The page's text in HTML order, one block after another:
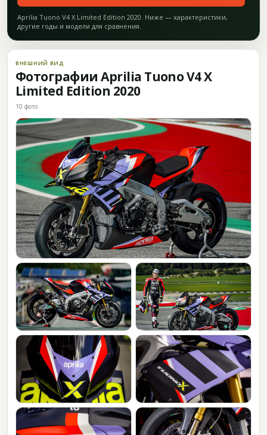
Aprilia Tuono V4 X Limited Edition 2020. Ниже — характеристики,
другие годы и модели для сравнения.
ВНЕШНИЙ ВИД
Фотографии Aprilia Tuono V4 X
Limited Edition 2020
10 фото